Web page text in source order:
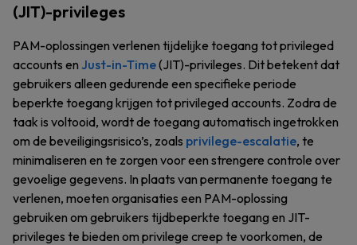
(JIT)-privileges
PAM-oplossingen verlenen tijdelijke toegang tot privileged
accounts en Just-in-Time(JIT)-privileges. Dit betekent dat
gebruikers alleen gedurende een specifieke periode
beperkte toegang krijgen tot privileged accounts. Zodra de
taak is voltooid, wordt de toegang automatisch ingetrokken
om de beveiligingsrisico’s, zoals privilege-escalatie, te
minimaliseren en te zorgen voor een strengere controle over
gevoelige gegevens. In plaats van permanente toegang te
verlenen, moeten organisaties een PAM-oplossing
gebruiken om gebruikers tijdbeperkte toegang en JIT-
privileges te bieden om privilege creep te voorkomen, de